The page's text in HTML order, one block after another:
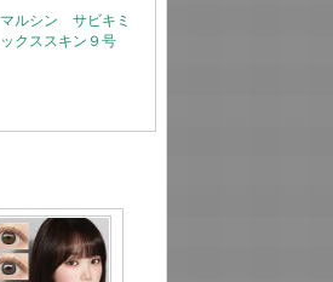
マルシン サビキミ
ックススキン９号